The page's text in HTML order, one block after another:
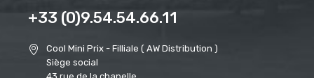
+33 (0)9.54.54.66.11
Cool Mini Prix - Filliale ( AW Distribution )
Siège social